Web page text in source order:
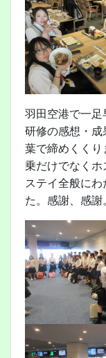
羽田空港で一足
研修の感想・
葉で締めくくり
乗だけでなくホ
ステイ全般に
た。感謝、感謝